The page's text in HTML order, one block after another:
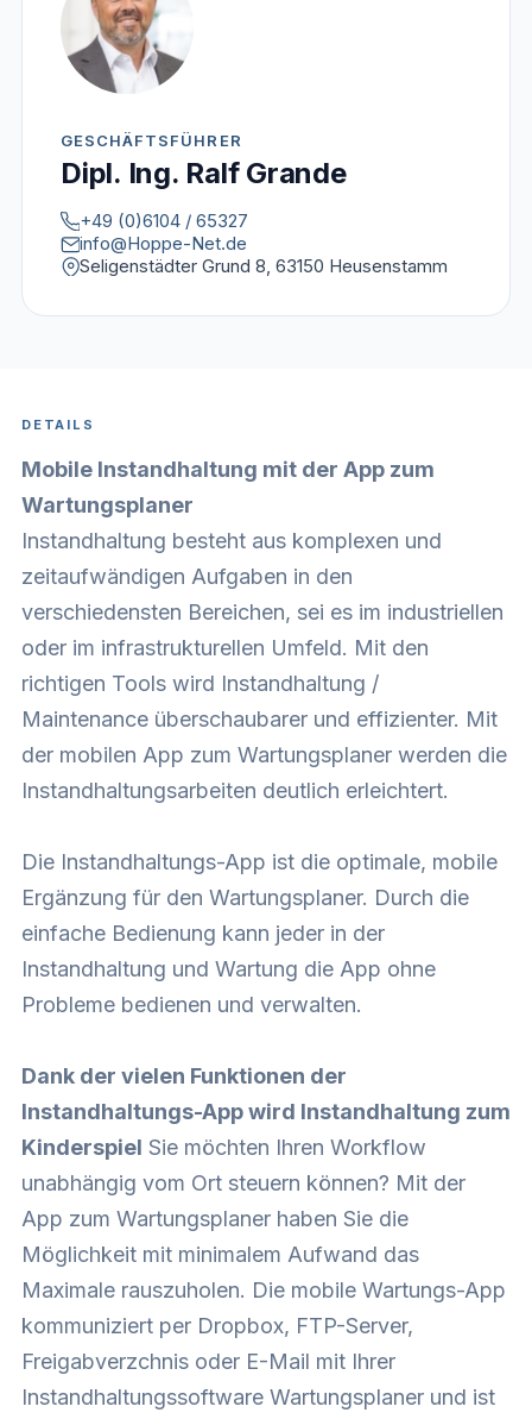
GESCHÄFTSFÜHRER
Dipl. Ing. Ralf Grande
+49 (0)6104 / 65327
info@Hoppe-Net.de
Seligenstädter Grund 8, 63150 Heusenstamm
DETAILS
Mobile Instandhaltung mit der App zum
Wartungsplaner
Instandhaltung besteht aus komplexen und
zeitaufwändigen Aufgaben in den
verschiedensten Bereichen, sei es im industriellen
oder im infrastrukturellen Umfeld. Mit den
richtigen Tools wird Instandhaltung /
Maintenance überschaubarer und effizienter. Mit
der mobilen App zum Wartungsplaner werden die
Instandhaltungsarbeiten deutlich erleichtert.
Die Instandhaltungs-App ist die optimale, mobile
Ergänzung für den Wartungsplaner. Durch die
einfache Bedienung kann jeder in der
Instandhaltung und Wartung die App ohne
Probleme bedienen und verwalten.
Dank der vielen Funktionen der
Instandhaltungs-App wird Instandhaltung zum
Kinderspiel Sie möchten Ihren Workflow
unabhängig vom Ort steuern können? Mit der
App zum Wartungsplaner haben Sie die
Möglichkeit mit minimalem Aufwand das
Maximale rauszuholen. Die mobile Wartungs-App
kommuniziert per Dropbox, FTP-Server,
Freigabverzchnis oder E-Mail mit Ihrer
Instandhaltungssoftware Wartungsplaner und ist